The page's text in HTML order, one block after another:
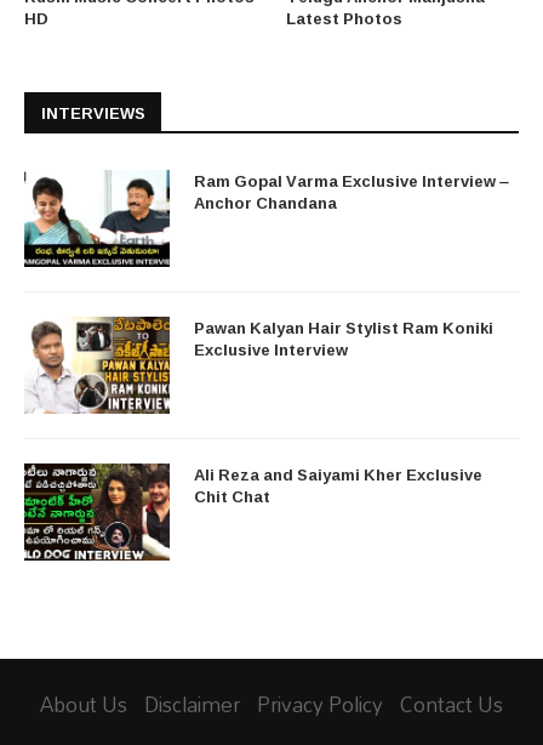
HD Latest Photos
INTERVIEWS
Ram Gopal Varma Exclusive Interview –
Anchor Chandana
Pawan Kalyan Hair Stylist Ram Koniki
Exclusive Interview
Ali Reza and Saiyami Kher Exclusive
Chit Chat
About Us Disclaimer Privacy Policy Contact Us